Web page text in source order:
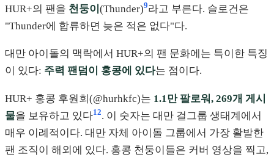
HUR+의 팬을 천둥이 (Thunder)9라고 부른다. 슬로건은
"Thunder에 합류하면 늦은 적은 없다"다.
대만 아이돌의 맥락에서 HUR+의 팬 문화에는 특이한 특징
이 있다: 주력 팬덤이 홍콩에 있다는 점이다.
HUR+ 홍콩 후원회(@hurhkfc)는 1.1만 팔로워, 269개 게시
물을 보유하고 있다12. 이 숫자는 대만 걸그룹 생태계에서
매우 이례적이다. 대만 자체 아이돌 그룹에서 가장 활발한
팬 조직이 해외에 있다. 홍콩 천둥이들은 커버 영상을 찍고,